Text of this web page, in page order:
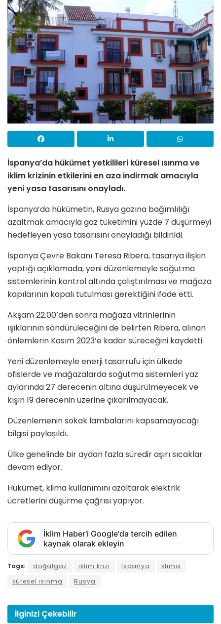
İspanya’da hükümet yetkilileri küresel ısınma ve
iklim krizinin etkilerini en aza indirmak amacıyla
yeni yasa tasarısını onayladı.
İspanya’da hükümetin, Rusya gazına bağımlılığı
azaltmak amacıyla gaz tüketimini yüzde 7 düşürmeyi
hedefleyen yasa tasarısını onayladığı bildirildi.
İspanya Çevre Bakanı Teresa Ribera, tasarıya ilişkin
yaptığı açıklamada, yeni düzenlemeyle soğutma
sistemlerinin kontrol altında çalıştırılması ve mağaza
kapılarının kapalı tutulması gerektiğini ifade etti.
Akşam 22.00’den sonra mağaza vitrinlerinin
ışıklarının söndürüleceğini de belirten Ribera, alınan
önlemlerin Kasım 2023’e kadar süreceğini kaydetti.
Yeni düzenlemeyle enerji tasarrufu için ülkede
ofislerde ve mağazalarda soğutma sistemleri yaz
aylarında 27 derecenin altına düşürülmeyecek ve
kışın 19 derecenin üzerine çıkarılmayacak.
Düzenlemenin sokak lambalarını kapsamayacağı
bilgisi paylaşıldı.
Ülke genelinde bir aydan fazla süredir aşırı sıcaklar
devam ediyor.
Hükümet, klima kullanımını azaltarak elektrik
ücretlerini düşürme çağrısı yapıyor.
İklim Haber'i Google'da tercih edilen
kaynak olarak ekleyin
Tags: doğalgaz iklim krizi İspanya
klima
küresel ısınma
Rusya
İlginizi Çekebilir